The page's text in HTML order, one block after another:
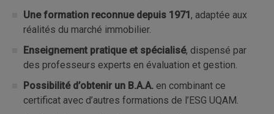
Une formation reconnue depuis 1971, adaptée aux
réalités du marché immobilier.
Enseignement pratique et spécialisé, dispensé par
des professeurs experts en évaluation et gestion.
Possibilité d’obtenir un B.A.A. en combinant ce
certificat avec d’autres formations de l’ESG UQAM.